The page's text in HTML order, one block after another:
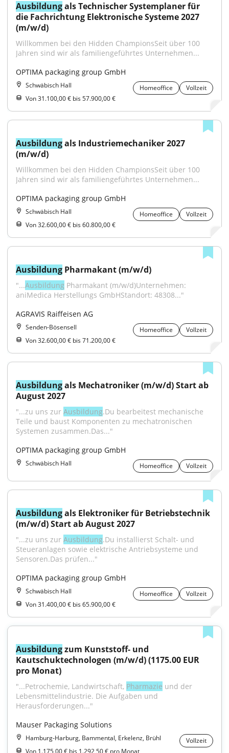
Ausbildung als Technischer Systemplaner für
die Fachrichtung Elektronische Systeme 2027
(m/w/d)
Willkommen bei den Hidden ChampionsSeit über 100
Jahren sind wir als familiengeführtes Unternehmen...
OPTIMA packaging group GmbH
Schwäbisch Hall Homeoffice
Vollzeit
Von 31.100,00 € bis 57.900,00 €
Ausbildung als Industriemechaniker 2027
(m/w/d)
Willkommen bei den Hidden ChampionsSeit über 100
Jahren sind wir als familiengeführtes Unternehmen...
OPTIMA packaging group GmbH
Schwäbisch Hall Homeoffice
Vollzeit
Von 32.600,00 € bis 60.800,00 €
Ausbildung Pharmakant (m/w/d)
"...Ausbildung Pharmakant (m/w/d)Unternehmen:
aniMedica Herstellungs GmbHStandort: 48308..."
AGRAVIS Raiffeisen AG
Senden-Bösensell Homeoffice
Vollzeit
Von 32.600,00 € bis 71.200,00 €
Ausbildung als Mechatroniker (m/w/d) Start ab
August 2027
"...zu uns zur Ausbildung.Du bearbeitest mechanische
Teile und baust Komponenten zu mechatronischen
Systemen zusammen.Das..."
OPTIMA packaging group GmbH
Schwäbisch Hall Homeoffice Vollzeit
Ausbildung als Elektroniker für Betriebstechnik
(m/w/d) Start ab August 2027
"...zu uns zur Ausbildung.Du installierst Schalt- und
Steueranlagen sowie elektrische Antriebsysteme und
Sensoren.Das prüfen..."
OPTIMA packaging group GmbH
Schwäbisch Hall Homeoffice
Vollzeit
Von 31.400,00 € bis 65.900,00 €
Ausbildung zum Kunststoff- und
Kautschuktechnologen (m/w/d) (1175.00 EUR
pro Monat)
"...Petrochemie, Landwirtschaft, Pharmazie und der
Lebensmittelindustrie. Die Aufgaben und
Herausforderungen..."
Mauser Packaging Solutions
Hamburg-Harburg, Bammental, Erkelenz, Brühl
Vollzeit
Von 1.175,00 € bis 1.292,50 € pro Monat